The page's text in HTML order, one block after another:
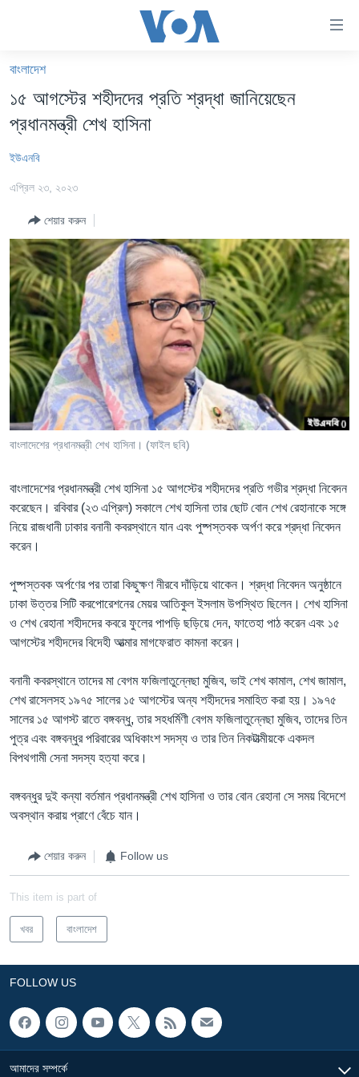
যান।
প্রধান
ন্যাভিগেশনে
যান
যান
ভারত
দক্ষিণ-এশিয়া
সম্পাদকীয়
টেলিভিশন
ভিডিও
Learning English
FOLLOW US
অন্য ভাষায় ওয়েব সাইট
বাংলাদেশ
১৫ আগস্টের শহীদদের প্রতি শ্রদ্ধা জানিয়েছেন
প্রধানমন্ত্রী শেখ হাসিনা
ইউএনবি
এপ্রিল ২৩, ২০২৩
শেয়ার করুন
বাংলাদেশের প্রধানমন্ত্রী শেখ হাসিনা। (ফাইল ছবি)
বাংলাদেশের প্রধানমন্ত্রী শেখ হাসিনা ১৫ আগস্টের শহীদদের প্রতি গভীর শ্রদ্ধা নিবেদন
করেছেন। রবিবার (২৩ এপ্রিল) সকালে শেখ হাসিনা তার ছোট বোন শেখ রেহানাকে সঙ্গে
নিয়ে রাজধানী ঢাকার বনানী কবরস্থানে যান এবং পুষ্পস্তবক অর্পণ করে শ্রদ্ধা নিবেদন
করেন।
পুষ্পস্তবক অর্পণের পর তারা কিছুক্ষণ নীরবে দাঁড়িয়ে থাকেন। শ্রদ্ধা নিবেদন অনুষ্ঠানে
ঢাকা উত্তর সিটি করপোরেশনের মেয়র আতিকুল ইসলাম উপস্থিত ছিলেন। শেখ হাসিনা
ও শেখ রেহানা শহীদদের কবরে ফুলের পাপড়ি ছড়িয়ে দেন, ফাতেহা পাঠ করেন এবং ১৫
আগস্টের শহীদদের বিদেহী আত্মার মাগফেরাত কামনা করেন।
বনানী কবরস্থানে তাদের মা বেগম ফজিলাতুন্নেছা মুজিব, ভাই শেখ কামাল, শেখ জামাল,
শেখ রাসেলসহ ১৯৭৫ সালের ১৫ আগস্টের অন্য শহীদদের সমাহিত করা হয়। ১৯৭৫
সালের ১৫ আগস্ট রাতে বঙ্গবন্ধু, তার সহধর্মিণী বেগম ফজিলাতুন্নেছা মুজিব, তাদের তিন
পুত্র এবং বঙ্গবন্ধুর পরিবারের অধিকাংশ সদস্য ও তার তিন নিকটাত্মীয়কে একদল
বিপথগামী সেনা সদস্য হত্যা করে।
বঙ্গবন্ধুর দুই কন্যা বর্তমান প্রধানমন্ত্রী শেখ হাসিনা ও তার বোন রেহানা সে সময় বিদেশে
অবস্থান করায় প্রাণে বেঁচে যান।
শেয়ার করুন Follow us
This item is part of
খবর বাংলাদেশ
FOLLOW US
আমাদের সম্পর্কে